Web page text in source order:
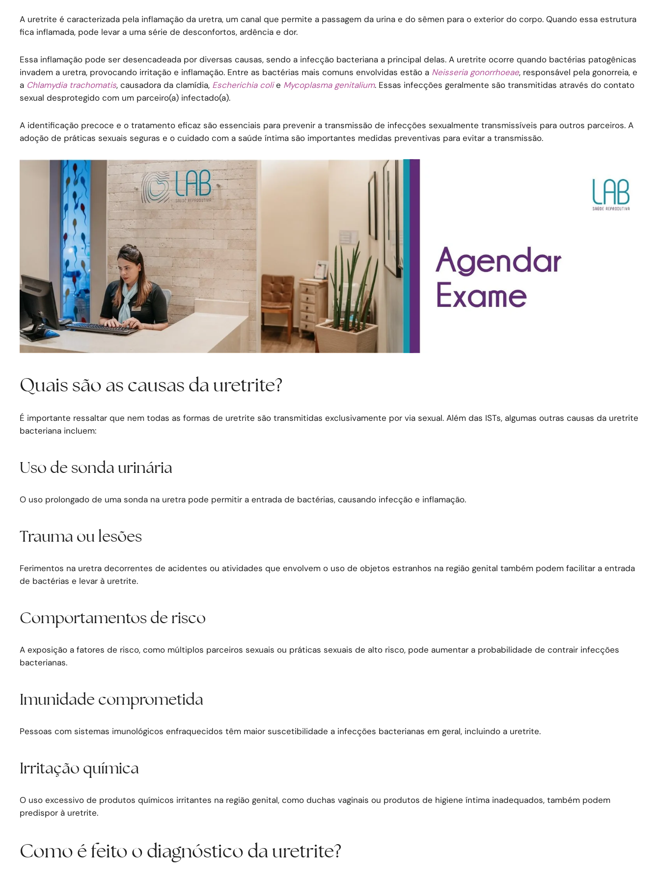
A uretrite é caracterizada pela inflamação da uretra, um canal que permite a passagem da urina e do sêmen para o exterior do corpo. Quando essa estrutura
fica inflamada, pode levar a uma série de desconfortos, ardência e dor.
Essa inflamação pode ser desencadeada por diversas causas, sendo a infecção bacteriana a principal delas. A uretrite ocorre quando bactérias patogênicas
invadem a uretra, provocando irritação e inflamação. Entre as bactérias mais comuns envolvidas estão a Neisseria gonorrhoeae, responsável pela gonorreia, e
a Chlamydia trachomatis, causadora da clamídia, Escherichia colie Mycoplasma genitalium. Essas infecções geralmente são transmitidas através do contato
sexual desprotegido com um parceiro(a) infectado(a).
A identificação precoce e o tratamento eficaz são essenciais para prevenir a transmissão de infecções sexualmente transmissíveis para outros parceiros. A
adoção de práticas sexuais seguras e o cuidado com a saúde íntima são importantes medidas preventivas para evitar a transmissão.
Quais são as causas da uretrite?
É importante ressaltar que nem todas as formas de uretrite são transmitidas exclusivamente por via sexual. Além das ISTs, algumas outras causas da uretrite
bacteriana incluem:
Uso de sonda urinária
O uso prolongado de uma sonda na uretra pode permitir a entrada de bactérias, causando infecção e inflamação.
Trauma ou lesões
Ferimentos na uretra decorrentes de acidentes ou atividades que envolvem o uso de objetos estranhos na região genital também podem facilitar a entrada
de bactérias e levar à uretrite.
Comportamentos de risco
A exposição a fatores de risco, como múltiplos parceiros sexuais ou práticas sexuais de alto risco, pode aumentar a probabilidade de contrair infecções
bacterianas.
Imunidade comprometida
Pessoas com sistemas imunológicos enfraquecidos têm maior suscetibilidade a infecções bacterianas em geral, incluindo a uretrite.
Irritação química
O uso excessivo de produtos químicos irritantes na região genital, como duchas vaginais ou produtos de higiene íntima inadequados, também podem
predispor à uretrite.
Como é feito o diagnóstico da uretrite?